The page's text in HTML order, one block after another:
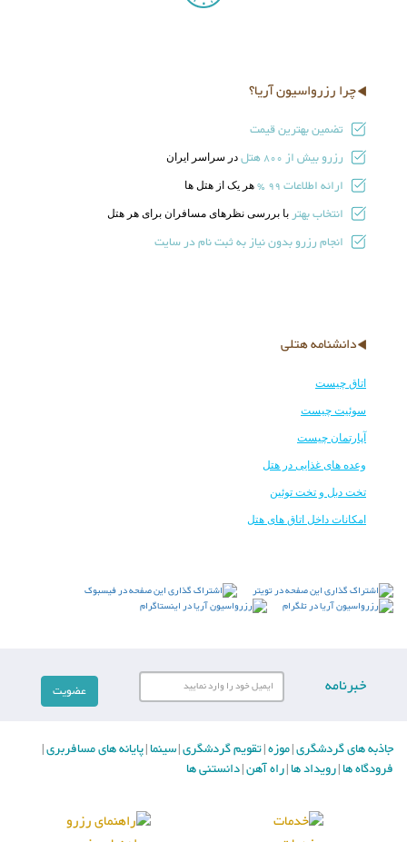
چرا رزرواسیون آریا؟
تضمین بهترین قیمت
رزرو بیش از 800 هتل در سراسر ایران
ارائه اطلاعات 99 % هر یک از هتل ها
انتخاب بهتر با بررسی نظرهای مسافران برای هر هتل
انجام رزرو بدون نیاز به ثبت نام در سایت
دانشنامه هتلی
اتاق چیست
سوئیت چیست
آپارتمان چیست
وعده های غذایی در هتل
تخت دبل و تخت توئین
امکانات داخل اتاق های هتل
خبرنامه
جاذبه های گردشگری|موزه|تقویم گردشگری|سینما|پایانه های مسافربری|
فرودگاه ها|رویداد ها|راه آهن|دانستنی ها